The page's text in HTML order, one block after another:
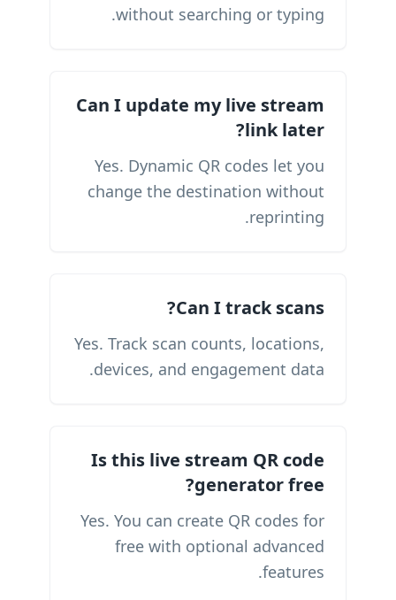
without searching or typing.
Can I update my live stream
link later?
Yes. Dynamic QR codes let you
change the destination without
reprinting.
Can I track scans?
Yes. Track scan counts, locations,
devices, and engagement data.
Is this live stream QR code
generator free?
Yes. You can create QR codes for
free with optional advanced
features.